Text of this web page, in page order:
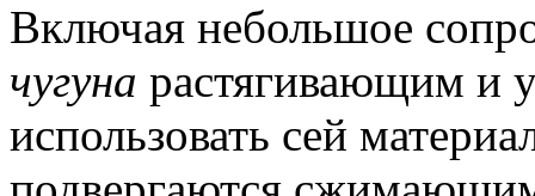
Включая небольшое
чугуна растягивающим и
использовать сей